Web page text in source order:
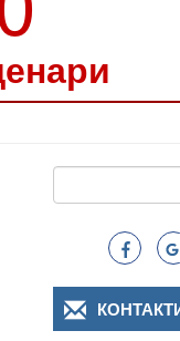
Search
Пребарување